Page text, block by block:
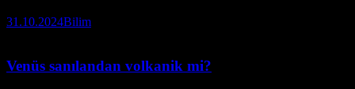
31.10.2024Bilim
Venüs sanılandan volkanik mi?